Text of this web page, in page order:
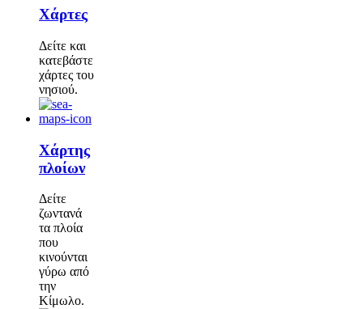
Χάρτες
Δείτε και
κατεβάστε
χάρτες του
νησιού.
Χάρτης
πλοίων
Δείτε
ζωντανά
τα πλοία
που
κινούνται
γύρω από
την
Κίμωλο.